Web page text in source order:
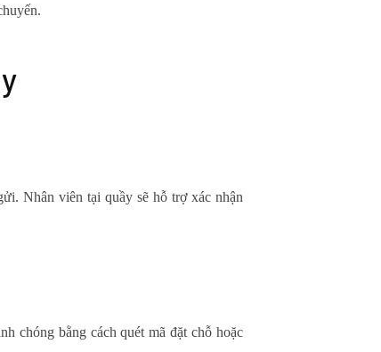
Nhân viên tại quầy sẽ hỗ trợ xác nhận
chóng bằng cách quét mã đặt chỗ hoặc